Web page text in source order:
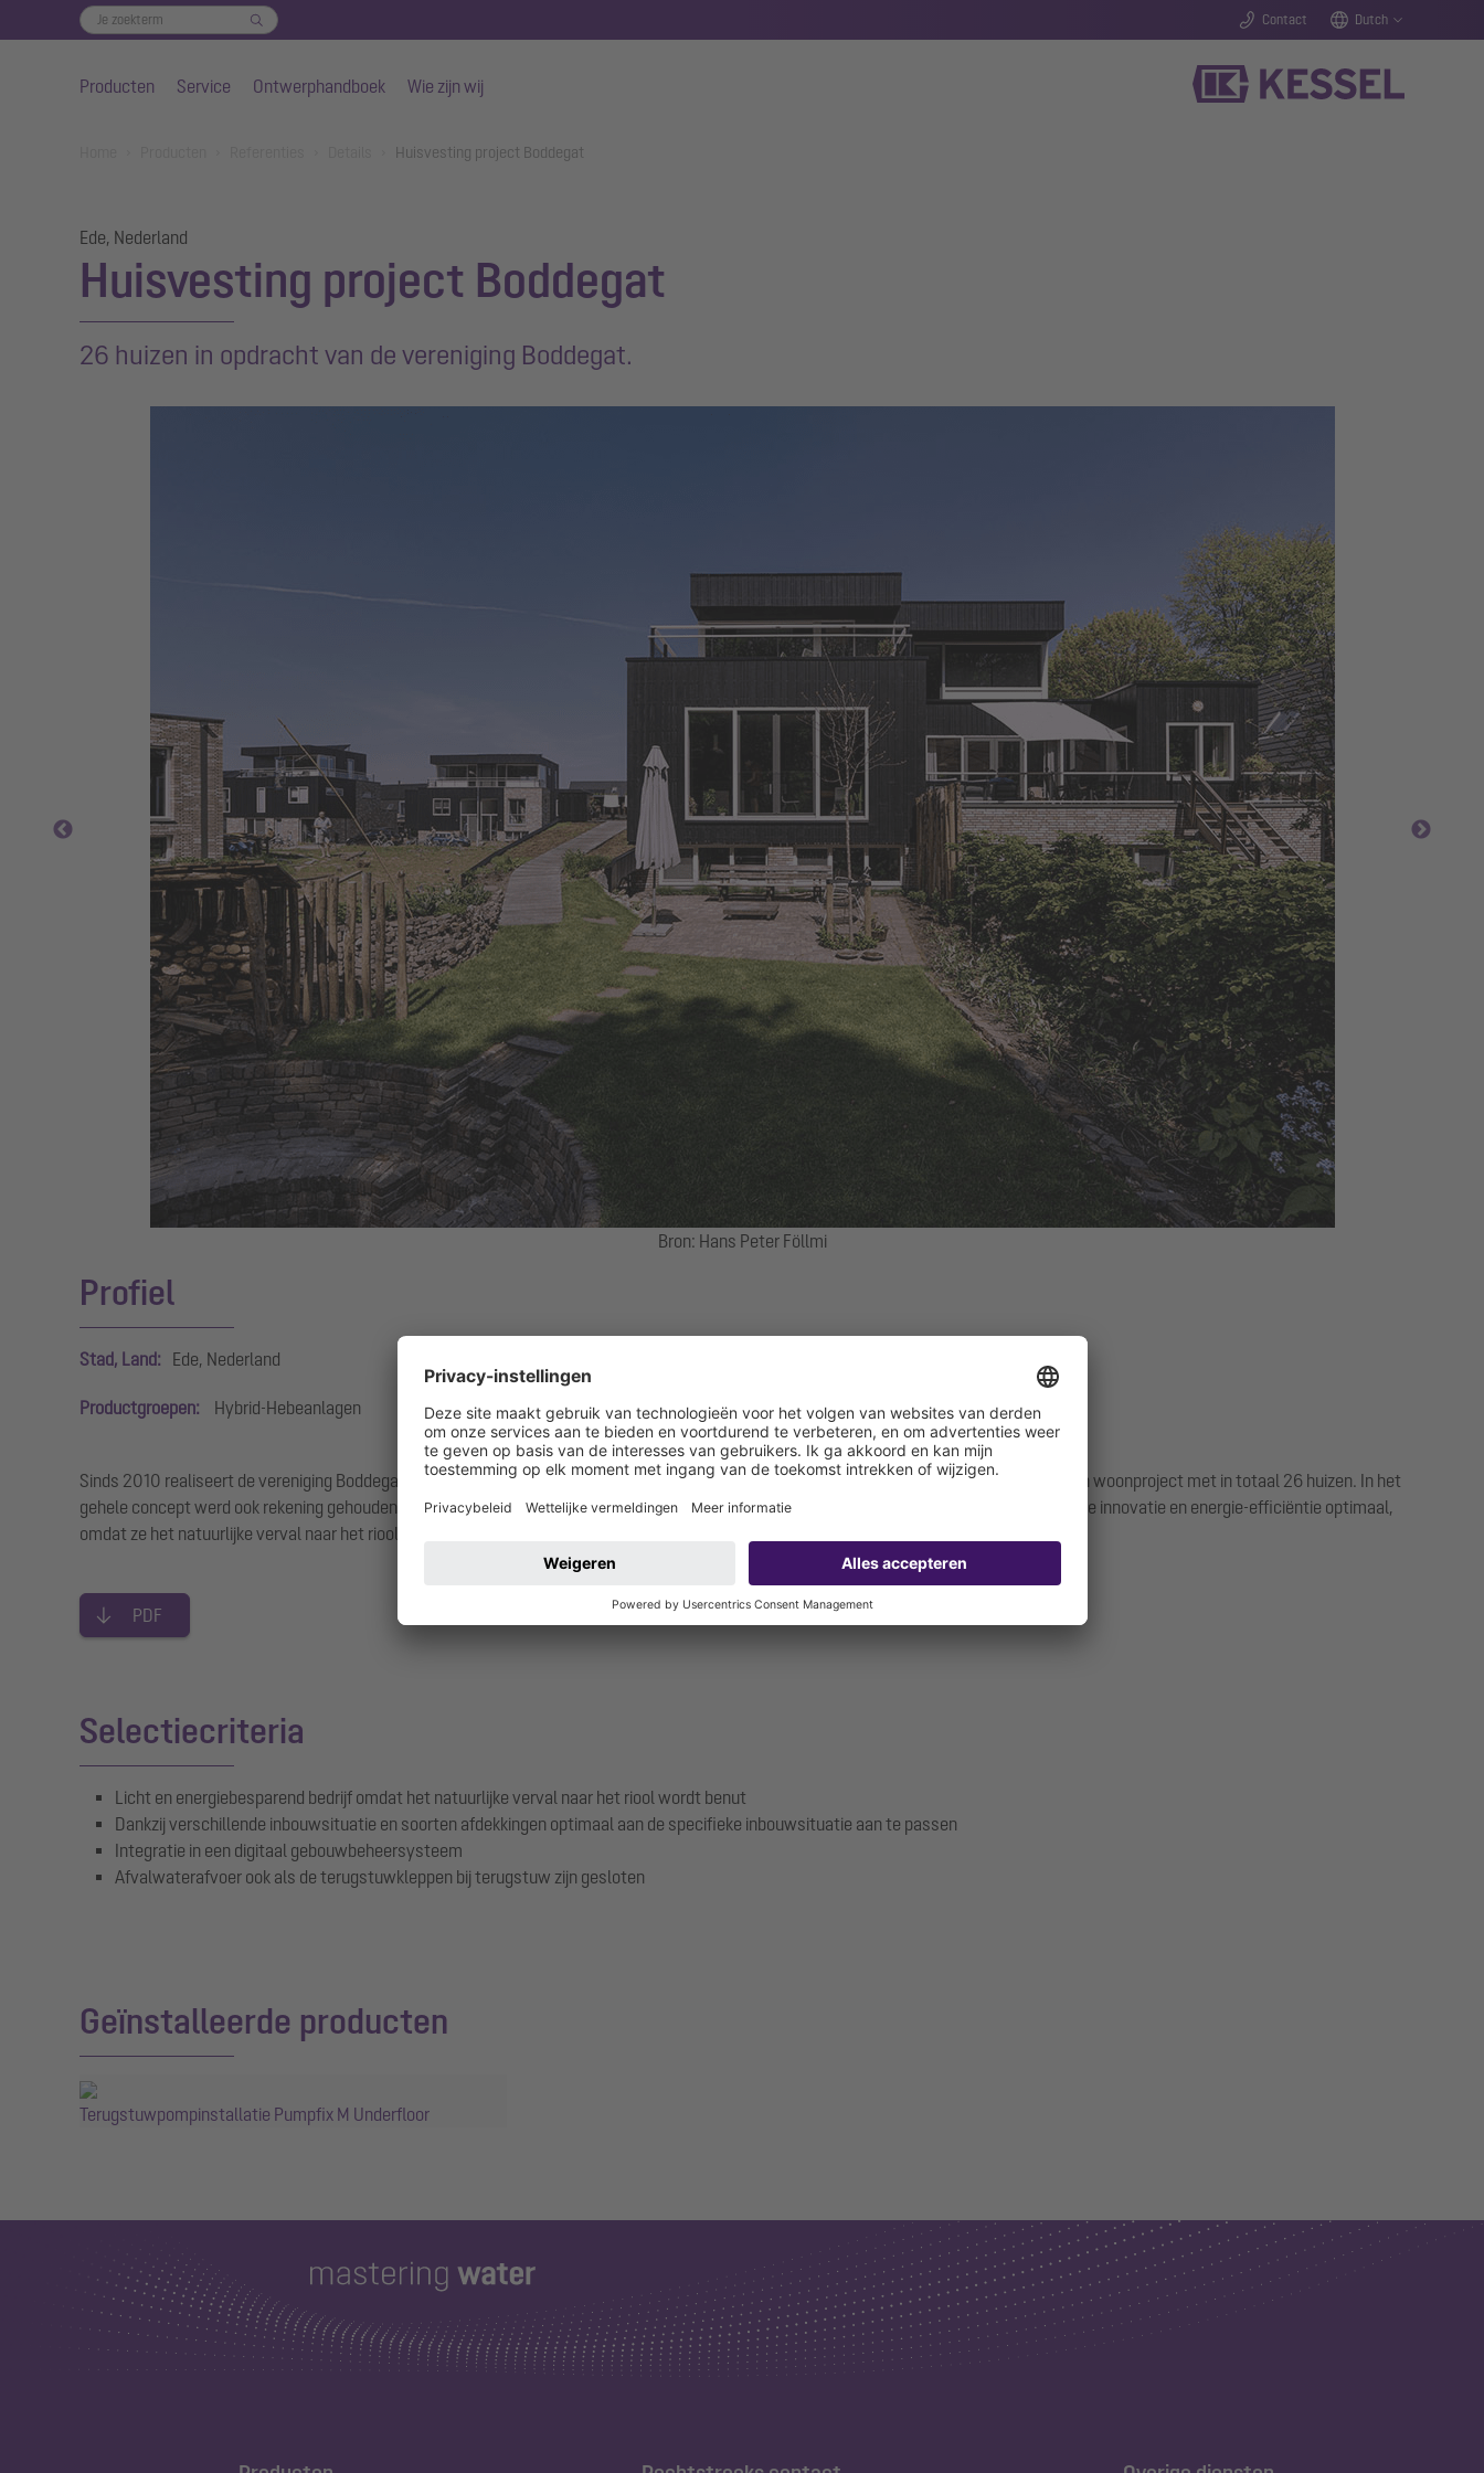
Contact Dutch
Producten Service Ontwerphandboek Wie zijn wij
Huisvesting project Boddegat
Ede, Nederland
Huisvesting project Boddegat
26 huizen in opdracht van de vereniging Boddegat.
Bron: Hans Peter Föllmi
Profiel
Stad, Land: Ede, Nederland
Productgroepen: Hybrid-Hebeanlagen
Sinds 2010 realiseert de vereniging Boddegat sociaal duurzame woningen. In Ede (Gelderland) ontstond op een oppervlakte van 8500 m² een woonproject met in totaal 26 huizen. In het
gehele concept werd ook rekening gehouden met de aangrenzende natuur. De terugstuwpompinstallatie Pumpfix M ondersteunt de gewenste innovatie en energie-efficiëntie optimaal,
omdat ze het natuurlijke verval naar het riool gebruikt en alleen bij terugstuw pompt.
PDF
Selectiecriteria
Licht en energiebesparend bedrijf omdat het natuurlijke verval naar het riool wordt benut
Dankzij verschillende inbouwsituatie en soorten afdekkingen optimaal aan de specifieke inbouwsituatie aan te passen
Integratie in een digitaal gebouwbeheersysteem
Afvalwaterafvoer ook als de terugstuwkleppen bij terugstuw zijn gesloten
Geïnstalleerde producten
Terugstuwpompinstallatie Pumpfix M Underfloor